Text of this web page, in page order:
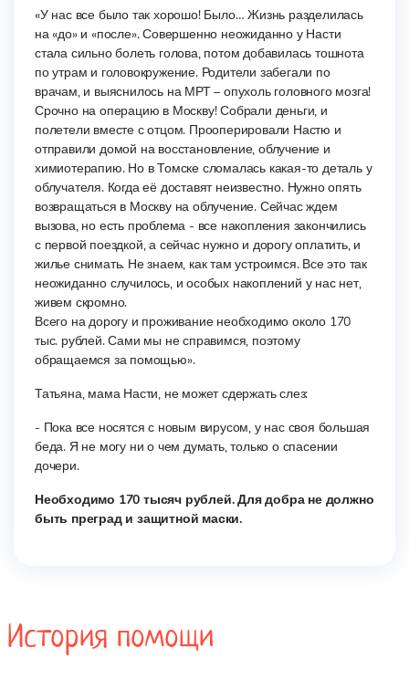
«У нас все было так хорошо! Было… Жизнь разделилась
на «до» и «после». Совершенно неожиданно у Насти
стала сильно болеть голова, потом добавилась тошнота
по утрам и головокружение. Родители забегали по
врачам, и выяснилось на МРТ – опухоль головного мозга!
Срочно на операцию в Москву! Собрали деньги, и
полетели вместе с отцом. Прооперировали Настю и
отправили домой на восстановление, облучение и
химиотерапию. Но в Томске сломалась какая-то деталь у
облучателя. Когда её доставят неизвестно. Нужно опять
возвращаться в Москву на облучение. Сейчас ждем
вызова, но есть проблема - все накопления закончились
с первой поездкой, а сейчас нужно и дорогу оплатить, и
жилье снимать. Не знаем, как там устроимся. Все это так
неожиданно случилось, и особых накоплений у нас нет,
живем скромно.
Всего на дорогу и проживание необходимо около 170
тыс. рублей. Сами мы не справимся, поэтому
обращаемся за помощью».
Татьяна, мама Насти, не может сдержать слез:
- Пока все носятся с новым вирусом, у нас своя большая
беда. Я не могу ни о чем думать, только о спасении
дочери.
Необходимо 170 тысяч рублей. Для добра не должно
быть преград и защитной маски.
История помощи